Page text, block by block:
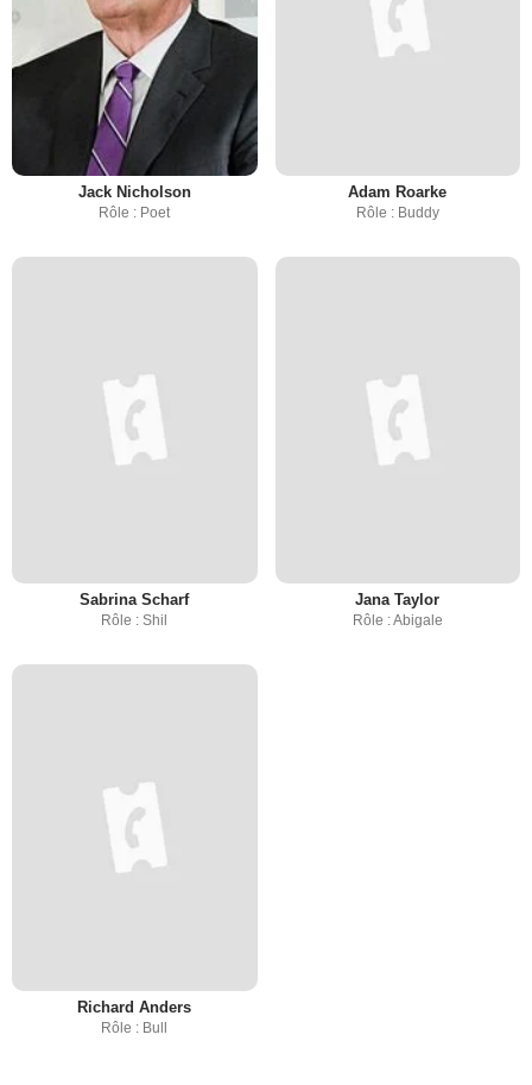
Jack Nicholson
Rôle : Poet
Adam Roarke
Rôle : Buddy
Sabrina Scharf
Rôle : Shil
Jana Taylor
Rôle : Abigale
Richard Anders
Rôle : Bull